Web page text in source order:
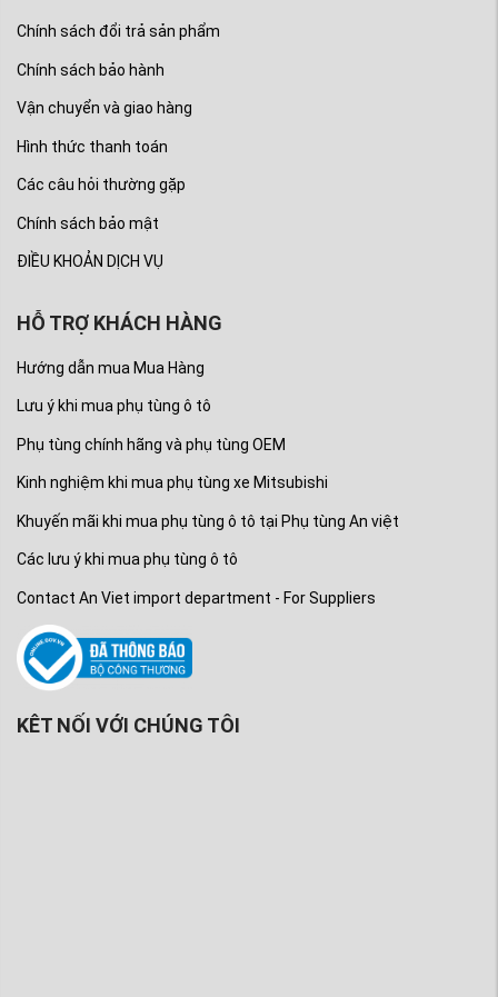
Chính sách đổi trả sản phẩm
Chính sách bảo hành
Vận chuyển và giao hàng
Hình thức thanh toán
Các câu hỏi thường gặp
Chính sách bảo mật
ĐIỀU KHOẢN DỊCH VỤ
HỖ TRỢ KHÁCH HÀNG
Hướng dẫn mua Mua Hàng
Lưu ý khi mua phụ tùng ô tô
Phụ tùng chính hãng và phụ tùng OEM
Kinh nghiệm khi mua phụ tùng xe Mitsubishi
Khuyến mãi khi mua phụ tùng ô tô tại Phụ tùng An việt
Các lưu ý khi mua phụ tùng ô tô
Contact An Viet import department - For Suppliers
KÊT NỐI VỚI CHÚNG TÔI